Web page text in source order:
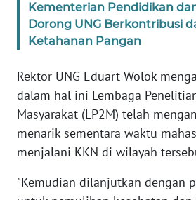
Kementerian Pendidikan
Dorong UNG Berkontribusi
Ketahanan Pangan
Rektor UNG Eduart Wolok
dalam hal ini Lembaga
Masyarakat (LP2M) telah
menarik sementara waktu
menjalani KKN di wilayah
"Kemudian dilanjutkan dengan
WN
SULTRA
WN
NTB
WN
WN
SULBAR